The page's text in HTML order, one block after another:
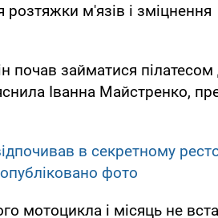
м'язів і зміцнення
почав займатися пілатесом
Іванна Майстренко,
в секретному
фото
мотоцикла і місяць не